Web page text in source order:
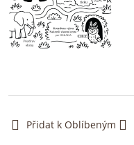
Přidat k Oblíbeným